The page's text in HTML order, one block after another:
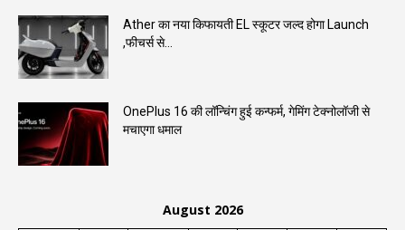
Ather का नया किफायती EL स्कूटर जल्द होगा Launch
,फीचर्स से...
OnePlus 16 की लॉन्चिंग हुई कन्फर्म, गेमिंग टेक्नोलॉजी से
मचाएगा धमाल
August 2026